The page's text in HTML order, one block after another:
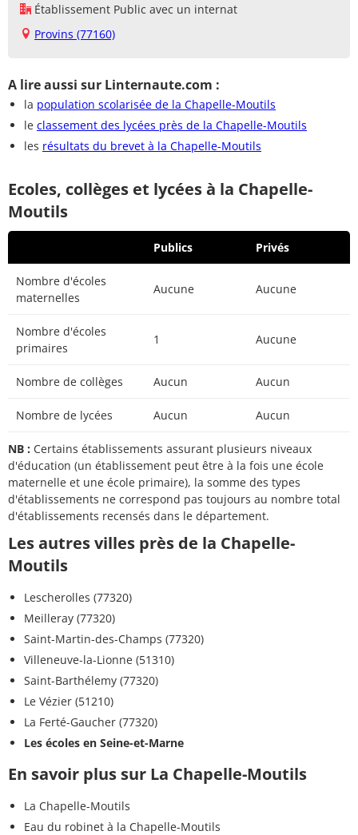
Établissement Public avec un internat
Provins (77160)
A lire aussi sur Linternaute.com :
la population scolarisée de la Chapelle-Moutils
le classement des lycées près de la Chapelle-Moutils
les résultats du brevet à la Chapelle-Moutils
Ecoles, collèges et lycées à la Chapelle-
Moutils
Publics Privés
Nombre d'écoles
maternelles
Aucune Aucune
Nombre d'écoles
primaires
1 Aucune
Nombre de collèges Aucun Aucun
Nombre de lycées Aucun Aucun
NB : Certains établissements assurant plusieurs niveaux
d'éducation (un établissement peut être à la fois une école
maternelle et une école primaire), la somme des types
d'établissements ne correspond pas toujours au nombre total
d'établissements recensés dans le département.
Les autres villes près de la Chapelle-
Moutils
Lescherolles (77320)
Meilleray (77320)
Saint-Martin-des-Champs (77320)
Villeneuve-la-Lionne (51310)
Saint-Barthélemy (77320)
Le Vézier (51210)
La Ferté-Gaucher (77320)
Les écoles en Seine-et-Marne
En savoir plus sur La Chapelle-Moutils
La Chapelle-Moutils
Eau du robinet à la Chapelle-Moutils